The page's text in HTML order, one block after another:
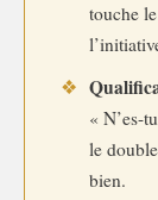
touche
❖
« N’es-
le
bien.